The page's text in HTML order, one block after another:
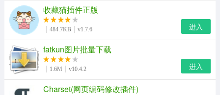
收藏猫插件正版
484.7KB v1.7.6 进入
fatkun图片批量下载
1.6M v10.4.2 进入
Charset(网页编码修改插件)